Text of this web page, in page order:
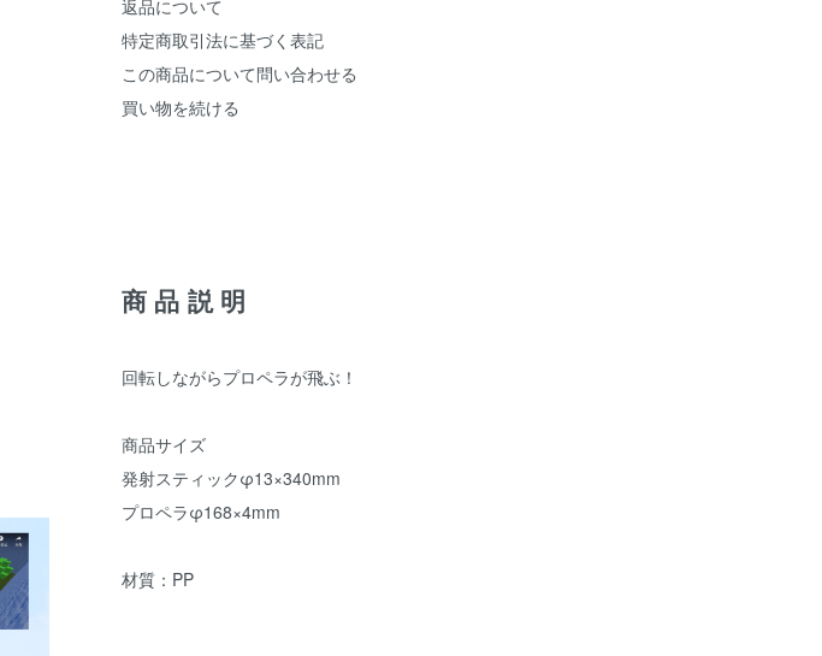
返品について
特定商取引法に基づく表記
この商品について問い合わせる
買い物を続ける
商品説明
回転しながらプロペラが飛ぶ！
商品サイズ
発射スティックφ13×340mm
プロペラφ168×4mm
材質：PP